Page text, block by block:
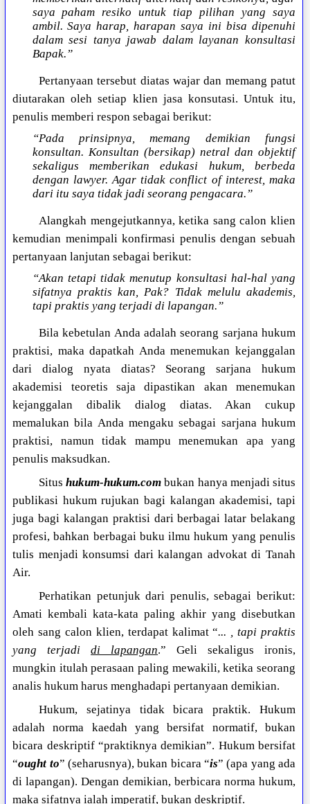
saya paham resiko untuk tiap pilihan yang saya
ambil. Saya harap, harapan saya ini bisa dipenuhi
dalam sesi tanya jawab dalam layanan konsultasi
Bapak.”
Pertanyaan tersebut diatas wajar dan memang patut
diutarakan oleh setiap klien jasa konsutasi. Untuk itu,
penulis memberi respon sebagai berikut:
“Pada prinsipnya, memang demikian fungsi
konsultan. Konsultan (bersikap) netral dan objektif
sekaligus memberikan edukasi hukum, berbeda
dengan lawyer. Agar tidak conflict of interest, maka
dari itu saya tidak jadi seorang pengacara.”
Alangkah mengejutkannya, ketika sang calon klien
kemudian menimpali konfirmasi penulis dengan sebuah
pertanyaan lanjutan sebagai berikut:
“Akan tetapi tidak menutup konsultasi hal-hal yang
sifatnya praktis kan, Pak? Tidak melulu akademis,
tapi praktis yang terjadi di lapangan.”
Bila kebetulan Anda adalah seorang sarjana hukum
praktisi, maka dapatkah Anda menemukan kejanggalan
dari dialog nyata diatas? Seorang sarjana hukum
akademisi teoretis saja dipastikan akan menemukan
kejanggalan dibalik dialog diatas. Akan cukup
memalukan bila Anda mengaku sebagai sarjana hukum
praktisi, namun tidak mampu menemukan apa yang
penulis maksudkan.
Situshukum-hukum.com bukan hanya menjadi situs
publikasi hukum rujukan bagi kalangan akademisi, tapi
juga bagi kalangan praktisi dari berbagai latar belakang
profesi, bahkan berbagai buku ilmu hukum yang penulis
tulis menjadi konsumsi dari kalangan advokat di Tanah
Air.
Perhatikan petunjuk dari penulis, sebagai berikut:
Amati kembali kata-kata paling akhir yang disebutkan
oleh sang calon klien, terdapat kalimat “... , tapi praktis
yang terjadidi lapangan.” Geli sekaligus ironis,
mungkin itulah perasaan paling mewakili, ketika seorang
analis hukum harus menghadapi pertanyaan demikian.
Hukum, sejatinya tidak bicara praktik. Hukum
adalah norma kaedah yang bersifat normatif, bukan
bicara deskriptif “praktiknya demikian”. Hukum bersifat
“ought to” (seharusnya), bukan bicara “is” (apa yang ada
di lapangan). Dengan demikian, berbicara norma hukum,
maka sifatnya ialah imperatif, bukan deskriptif.